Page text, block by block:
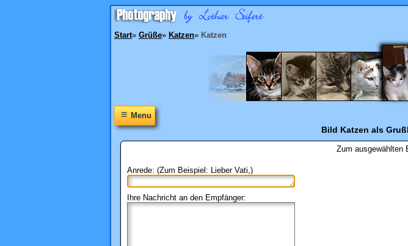
Start» Grüße» Katzen» Katzen
≡Menu
Bild Katzen als
Zum ausgewählten
Anrede: (Zum Beispiel: Lieber Vati,)
Ihre Nachricht an den Empfänger: